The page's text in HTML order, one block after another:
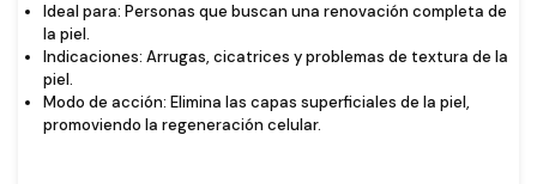
Ideal para: Personas que buscan una renovación completa de
la piel.
Indicaciones: Arrugas, cicatrices y problemas de textura de la
piel.
Modo de acción: Elimina las capas superficiales de la piel,
promoviendo la regeneración celular.